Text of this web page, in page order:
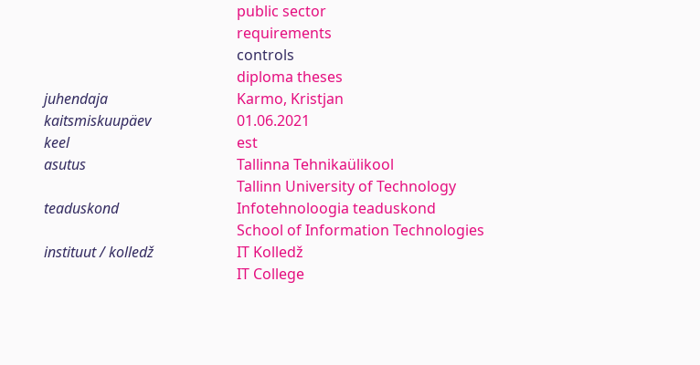
public sector
requirements
controls
diploma theses
juhendaja
Karmo, Kristjan
kaitsmiskuupäev
01.06.2021
keel
est
asutus
Tallinna Tehnikaülikool
Tallinn University of Technology
teaduskond
Infotehnoloogia teaduskond
School of Information Technologies
instituut / kolledž
IT Kolledž
IT College